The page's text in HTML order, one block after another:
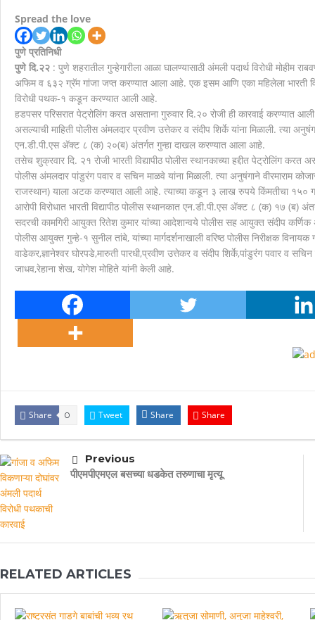
मानवाला आदराने व सन्मानाने जगण्याचा अधिकार म्हणजे
Spread the love
पुणे प्रतिनिधी
पुणे दि.२२ : पुणे शहरातील गुन्हेगारीला आळा घालण्यासाठी अंमली पदार्थ विरोधी
अफिम व ६३२ ग्रॅम गांजा जप्त करण्यात आला आहे. एक इसम आणि एका महिलेला भारती
विरोधी पथक-१ कडून करण्यात आली आहे.
हडपसर परिसरात पेट्रोलिंग करत असताना गुरुवार दि.२० रोजी ही कारवाई करण्यात
असल्याची माहिती पोलीस अंमलदार प्रवीण उत्तेकर व संदीप शिर्के यांना मिळाली. त्या
एन.डी.पी.एस ॲक्ट ८ (क) २०(ब) अंतर्गत गुन्हा दाखल करण्यात आला आहे.
तसेच शुक्रवार दि. २१ रोजी भारती विद्यापीठ पोलीस स्थानकाच्या हद्दीत पेट्रोलिंग करत
पोलीस अंमलदार पांडुरंग पवार व सचिन माळवे यांना मिळाली. त्या अनुषंगाने वीरमाराम
राजस्थान) याला अटक करण्यात आली आहे. त्याच्या कडून ३ लाख रुपये किंमतीचा १५०
आरोपी विरोधात भारती विद्यापीठ पोलीस स्थानकात एन.डी.पी.एस ॲक्ट ८ (क) १७ (ब)
सदरची कामगिरी आयुक्त रितेश कुमार यांच्या आदेशान्वये पोलीस सह आयुक्त संदीप
पोलीस आयुक्त गुन्हे-१ सुनील तांबे, यांच्या मार्गदर्शनाखाली वरिष्ठ पोलीस निरीक्षक
वाडेकर,ज्ञानेश्वर घोरपडे,मारुती पारधी,प्रवीण उत्तेकर व संदीप शिर्के,पांडुरंग पवार व
जाधव,रेहाना शेख, योगेश मोहिते यांनी केली आहे.
Share 0 Tweet Share Share
Previous
पीएमपीएमएल बसच्या धडकेत तरुणाचा मृत्यू
RELATED ARTICLES